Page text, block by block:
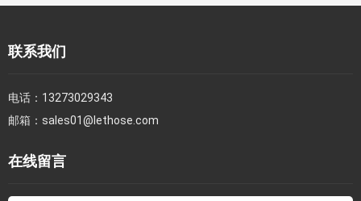
联系我们
电话： 13273029343
邮箱： sales01@lethose.com
在线留言